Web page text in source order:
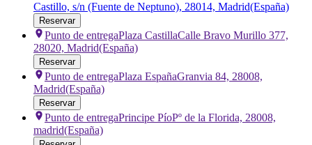
Castillo, s/n (Fuente de Neptuno), 28014, Madrid(España)
Reservar
Punto de entregaPlaza CastillaCalle Bravo Murillo 377,
28020, Madrid(España)
Reservar
Punto de entregaPlaza EspañaGranvia 84, 28008,
Madrid(España)
Reservar
Punto de entregaPrincipe PíoPº de la Florida, 28008,
madrid(España)